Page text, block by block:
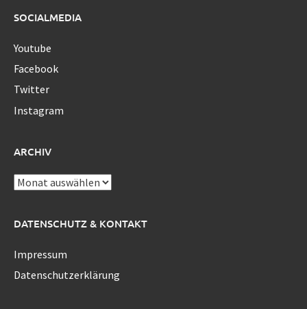
SOCIALMEDIA
Youtube
Facebook
Twitter
Instagram
ARCHIV
Archiv
DATENSCHUTZ & KONTAKT
Impressum
Datenschutzerklärung